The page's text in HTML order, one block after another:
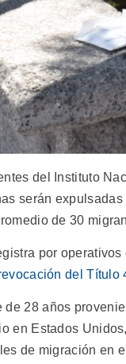
del Instituto
serán
de 30
por
del
de 28 años
en Estados
de migración en